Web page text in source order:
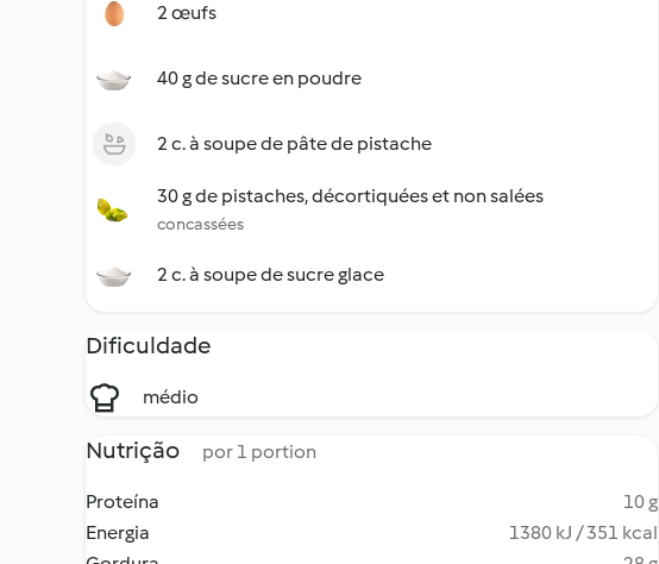
2 œufs
40 g de sucre en poudre
2 c. à soupe de pâte de pistache
30 g de pistaches, décortiquées et non salées
concassées
2 c. à soupe de sucre glace
Dificuldade
médio
Nutrição por 1 portion
Proteína
10 g
Energia
1380 kJ / 351 kcal